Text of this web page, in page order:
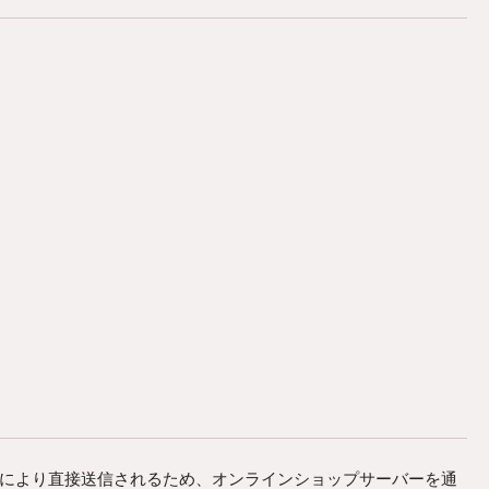
り直接送信されるため、オンラインショップサーバーを通